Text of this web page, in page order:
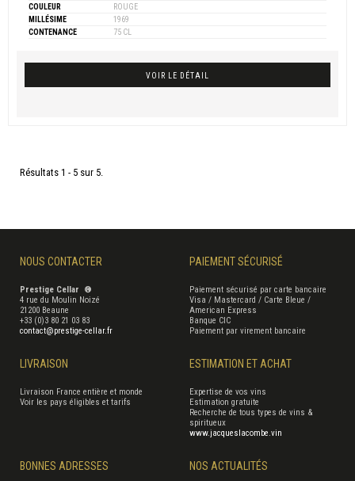
COULEUR
ROUGE
MILLÉSIME
1969
CONTENANCE
75 CL
VOIR LE DÉTAIL
Résultats 1 - 5 sur 5.
NOUS CONTACTER
Prestige Cellar ®
4 rue du Moulin Noizé
21200 Beaune
+33 (0)3 80 21 03 83
contact@prestige-cellar.fr
PAIEMENT SÉCURISÉ
Paiement sécurisé par carte bancaire
Visa / Mastercard / Carte Bleue /
American Express
Banque CIC
Paiement par virement bancaire
LIVRAISON
Livraison France entière et monde
Voir les pays éligibles et tarifs
BONNES ADRESSES
ESTIMATION ET ACHAT
Expertise de vos vins
Estimation gratuite
Recherche de tous types de vins &
spiritueux
www.jacqueslacombe.vin
NOS ACTUALITÉS